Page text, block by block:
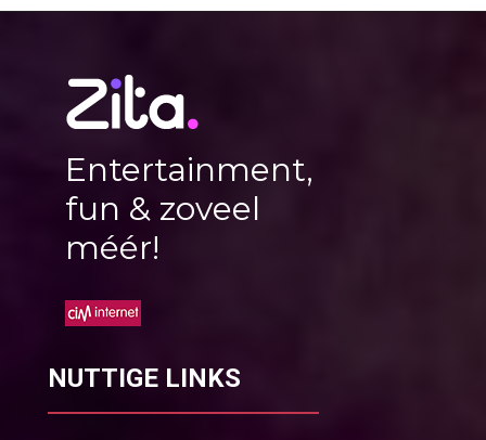
Entertainment,
fun & zoveel
méér!
NUTTIGE LINKS